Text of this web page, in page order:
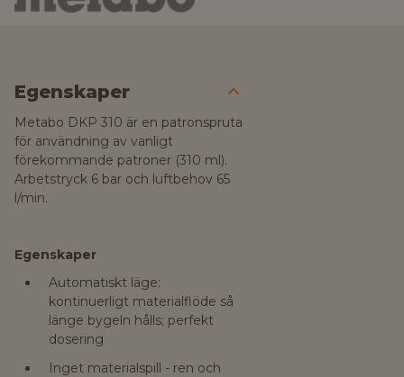
Egenskaper
Metabo DKP 310 är en patronspruta
för användning av vanligt
förekommande patroner (310 ml).
Arbetstryck 6 bar och luftbehov 65
l/min.
Egenskaper
Automatiskt läge:
kontinuerligt materialflöde så
länge bygeln hålls; perfekt
dosering
Inget materialspill - ren och